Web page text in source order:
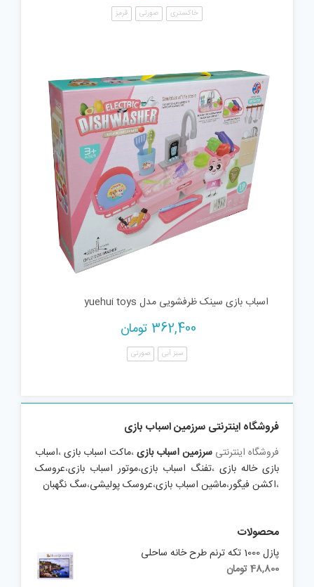
خاکستری صورتی قرمز
اسباب بازی سینک ظرفشویی مدل yuehui toys
362,400 تومان
سبز آبی صورتی
فروشگاه اینترنتی سرزمین اسباب بازی
فروشگاه اینترنتی سرزمین اسباب بازی،ماکت اسباب بازی،اسباب
بازی خاله بازی ،تفنگ اسباب بازی،موتور اسباب بازی،عروسک
،اکشن فیگور،ماشین اسباب بازی،عروسک پولیشی،سگ نگهبان
محصولات
پازل 1000 تکه ترنم طرح خانه ساحلی
48,800تومان